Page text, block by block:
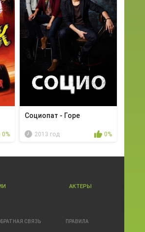
0%
Социопат - Горе
2013 год 0%
АКТЕРЫ
СВЯЗЬ ПРАВИЛА